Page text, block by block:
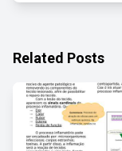
Related Posts